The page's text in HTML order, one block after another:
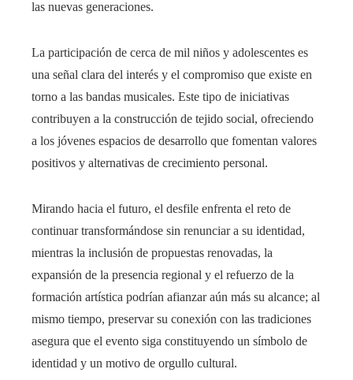
las nuevas generaciones.
La participación de cerca de mil niños y adolescentes es
una señal clara del interés y el compromiso que existe en
torno a las bandas musicales. Este tipo de iniciativas
contribuyen a la construcción de tejido social, ofreciendo
a los jóvenes espacios de desarrollo que fomentan valores
positivos y alternativas de crecimiento personal.
Mirando hacia el futuro, el desfile enfrenta el reto de
continuar transformándose sin renunciar a su identidad,
mientras la inclusión de propuestas renovadas, la
expansión de la presencia regional y el refuerzo de la
formación artística podrían afianzar aún más su alcance; al
mismo tiempo, preservar su conexión con las tradiciones
asegura que el evento siga constituyendo un símbolo de
identidad y un motivo de orgullo cultural.